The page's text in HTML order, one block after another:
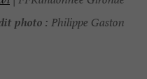
photo : Philippe Gaston